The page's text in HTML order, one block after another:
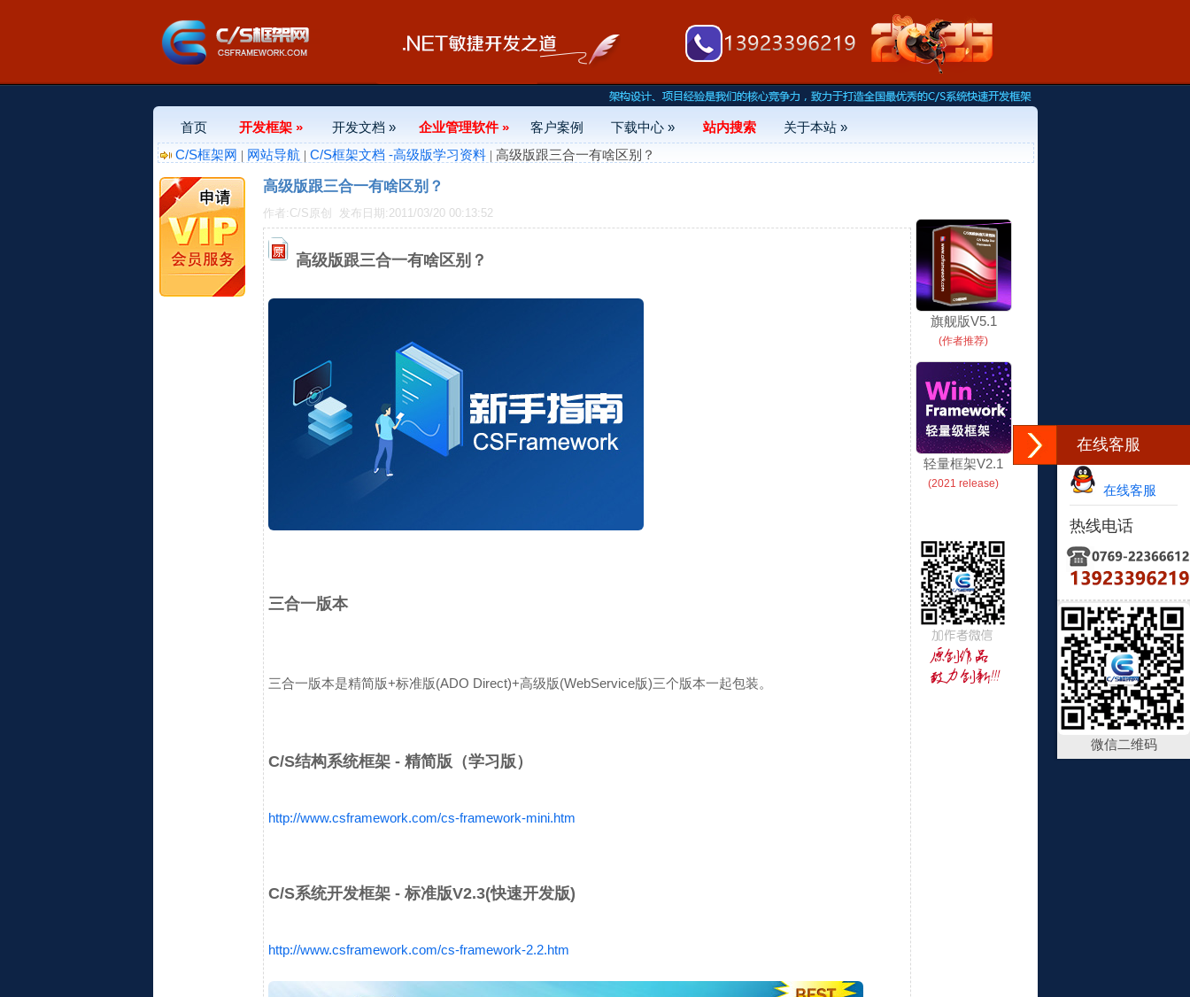
在线客服
在线客服
热线电话
微信二维码
首页 开发框架 » 开发文档 » 企业管理软件 » 客户案例 下载中心 » 站内搜索
关于本站 »
C/S框架网 | 网站导航 | C/S框架文档 -高级版学习资料| 高级版跟三合一有啥区别？
高级版跟三合一有啥区别？
作者:C/S原创 发布日期:2011/03/20 00:13:52
高级版跟三合一有啥区别？
三合一版本
三合一版本是精简版+标准版(ADO Direct)+高级版(WebService版)三个版本一起包装。
C/S结构系统框架 - 精简版（学习版）
http://www.csframework.com/cs-framework-mini.htm
C/S系统开发框架 - 标准版V2.3(快速开发版)
http://www.csframework.com/cs-framework-2.2.htm
旗舰版V5.1
(作者推荐)
轻量框架V2.1
(2021 release)